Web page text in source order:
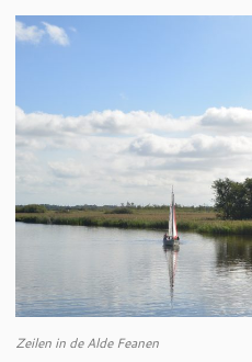
Zeilen in de Alde Feanen